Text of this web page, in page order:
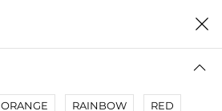
0
ORANGE RAINBOW RED